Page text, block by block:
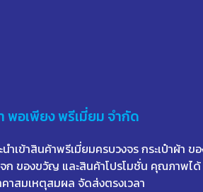
พอเพียง พรีเมี่ยม จำกัด
นำเข้าสินค้าพรีเมี่ยมครบวงจร กระเป๋าผ้า ข
ก ของขวัญ และสินค้าโปรโมชั่น คุณภาพได้
าสมเหตุสมผล จัดส่งตรงเวลา